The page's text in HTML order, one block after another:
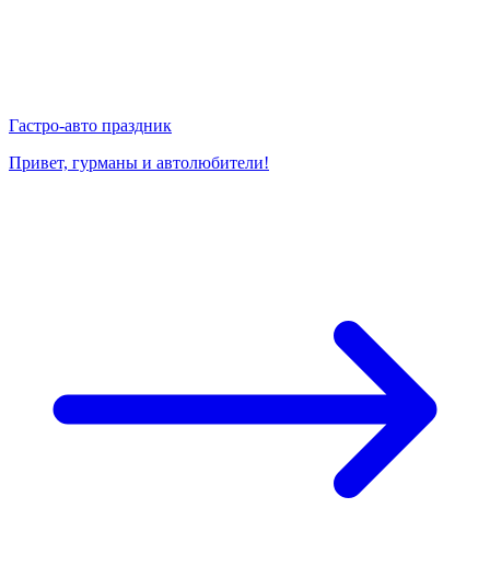
Гастро-авто праздник
Привет, гурманы и автолюбители!